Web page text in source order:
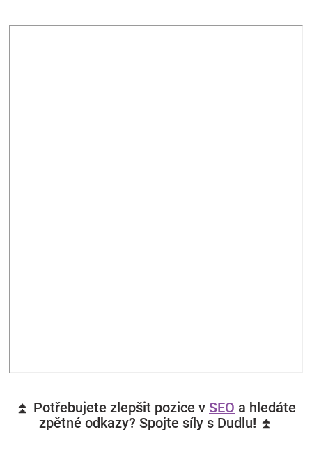
⏫ Potřebujete zlepšit pozice v SEO a hledáte
zpětné odkazy? Spojte síly s Dudlu! ⏫